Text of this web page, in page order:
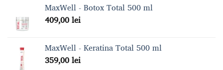
MaxWell - Botox Total 500 ml
409,00lei
MaxWell - Keratina Total 500 ml
359,00lei